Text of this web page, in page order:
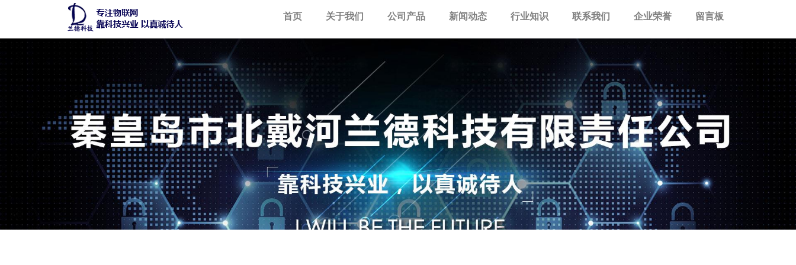
首页 关于我们 公司产品 新闻动态 行业知识 联系我们 企业荣誉 留言板